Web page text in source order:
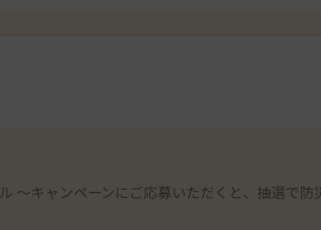
～キャンペーンにご応募いただくと、抽選で